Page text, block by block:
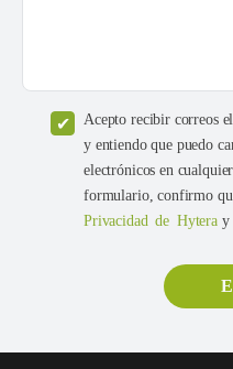
Acepto recibir correos
y entiendo que puedo
electrónicos en
formulario, confirmo
Privacidad de Hytera y